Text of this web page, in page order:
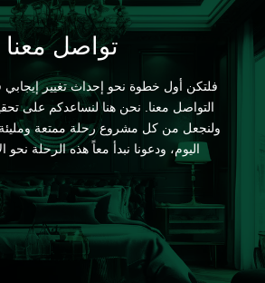
تواصل معنا
فلتكن أول خطوة نحو إحداث تغيير
التواصل معنا. نحن هنا لنساعدكم على
ولنجعل من كل مشروع رحلة ممتعة ومليئة
اليوم، ودعونا نبدأ معاً هذه الرحلة نحو